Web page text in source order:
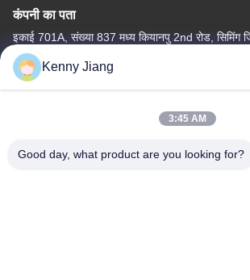
कंपनी का पता
इकाई 701A, संख्या 837 मध्य कियानपु 2nd रोड, सिमिंग
फैक्टरी का पता
क्रमांक 72, योंगजुन रोड, वुफेंग गांव, चोंगवु टाउन,
Kenny Jiang
3:45 AM
Good day, what product are you looking for?